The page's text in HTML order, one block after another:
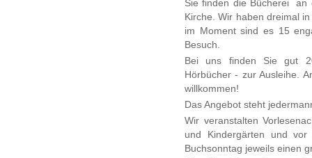
Sie finden die Bücherei an
Kirche. Wir haben dreimal
im Moment sind es 15
Besuch.
Bei uns finden Sie gut
Hörbücher - zur Ausleihe.
willkommen!
Das Angebot steht
Wir veranstalten
und Kindergärten und
Buchsonntag jeweils einen